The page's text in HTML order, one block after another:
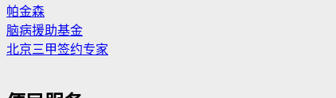
帕金森
脑病援助基金
北京三甲签约专家